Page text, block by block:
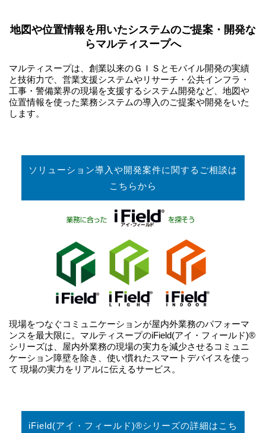
地図や位置情報を用いたシステムのご提案・開発な
らマルティスープへ
マルティスープは、創業以来のＧＩＳとモバイル開発の実績
と技術力で、営業支援システムやリサーチ・公共インフラ・
工事・警備業界の現場を支援するシステム開発など、地図や
位置情報を使った業務システムの導入のご提案や開発をいた
します。
ソリューション導入や開発案件に関するご相談は
こちらから
現場をつなぐコミュニケーションが屋内外業務のパフォーマ
ンスを最大限に。マルティスープのiField(アイ・フィールド)®
シリーズは、屋内外業務の現場の実力を減少させるコミュニ
ケーション障壁を除き、使い慣れたスマートデバイスを使っ
て 現場の実力をリアルに伝えるサービス。
iField(アイ・フィールド)®シリーズの詳細はこち